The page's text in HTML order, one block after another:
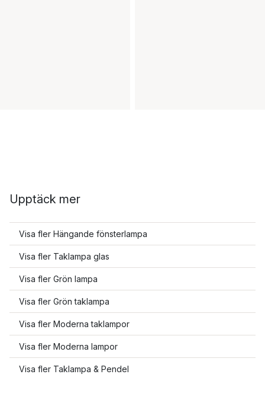
Upptäck mer
Visa fler Hängande fönsterlampa
Visa fler Taklampa glas
Visa fler Grön lampa
Visa fler Grön taklampa
Visa fler Moderna taklampor
Visa fler Moderna lampor
Visa fler Taklampa & Pendel